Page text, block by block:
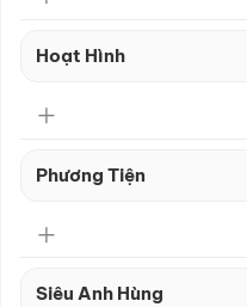
Hoạt Hình
Phương Tiện
Siêu Anh Hùng